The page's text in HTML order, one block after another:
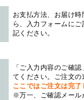
お支払方法、お届け
ら、入力フォームに
記ください。
「ご入力内容のご確
てください。ご注文
ここではご注文は完
※万一、ご確認メール